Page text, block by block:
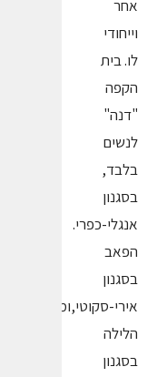
אחר
וייחודי
לו. בית
הקפה
"דנה"
לנשים
בלבד,
בסגנון
אנגלי-כפרי.
הפאב
בסגנון
אירי-סקוטי,ומועדון
הלילה
בסגנון